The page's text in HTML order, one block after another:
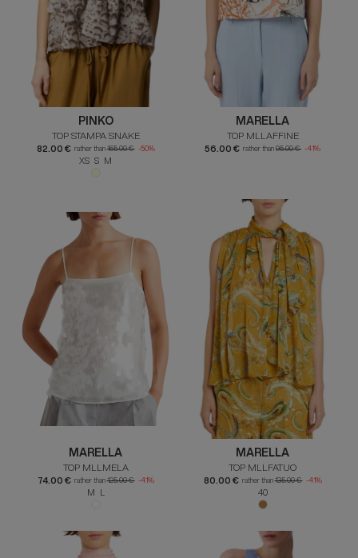
PINKO
TOP STAMPA SNAKE
82.00 € rather than165.00 € -50%
XS S M
MARELLA
TOP MLLAFFINE
56.00 € rather than 95.00 € -41%
MARELLA
TOP MLLMELA
74.00 € rather than125.00 € -41%
M L
MARELLA
TOP MLLFATUO
80.00 € rather than135.00 € -41%
40